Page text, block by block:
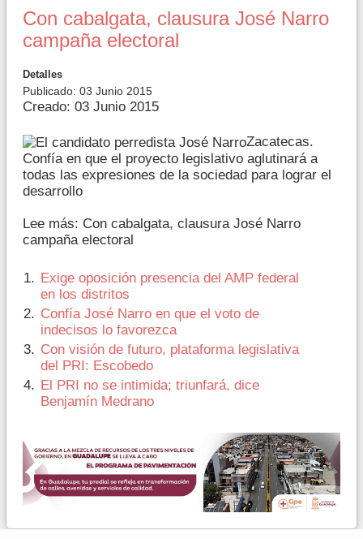
Con cabalgata, clausura José Narro
campaña electoral
Detalles
Publicado: 03 Junio 2015
Creado: 03 Junio 2015
Zacatecas.
Confía en que el proyecto legislativo aglutinará a
todas las expresiones de la sociedad para lograr el
desarrollo
Lee más: Con cabalgata, clausura José Narro
campaña electoral
Exige oposición presencia del AMP federal
en los distritos
Confía José Narro en que el voto de
indecisos lo favorezca
Con visión de futuro, plataforma legislativa
del PRI: Escobedo
El PRI no se intimida; triunfará, dice
Benjamín Medrano